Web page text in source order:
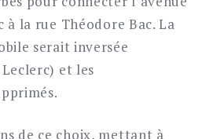
à la rue Théodore Bac. La
serait inversée
et les
de ce choix, mettant à